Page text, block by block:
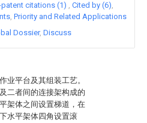
业平台及其组装工艺。
二者间的连接架构成的
架体之间设置梯道，在
水平架体四角设置滚
citations (1)
Cited by (6)
Priority and Related Applications
Dossier Discuss